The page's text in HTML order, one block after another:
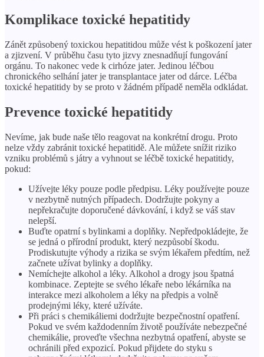
Komplikace toxické hepatitidy
Zánět způsobený toxickou hepatitidou může vést k poškození jater
a zjizvení. V průběhu času tyto jizvy znesnadňují fungování
orgánu. To nakonec vede k cirhóze jater. Jedinou léčbou
chronického selhání jater je transplantace jater od dárce. Léčba
toxické hepatitidy by se proto v žádném případě neměla odkládat.
Prevence toxické hepatitidy
Nevíme, jak bude naše tělo reagovat na konkrétní drogu. Proto
nelze vždy zabránit toxické hepatitidě. Ale můžete snížit riziko
vzniku problémů s játry a vyhnout se léčbě toxické hepatitidy,
pokud:
Užívejte léky pouze podle předpisu. Léky používejte pouze
v nezbytně nutných případech. Dodržujte pokyny a
nepřekračujte doporučené dávkování, i když se váš stav
nelepší.
Buďte opatrní s bylinkami a doplňky. Nepředpokládejte, že
se jedná o přírodní produkt, který nezpůsobí škodu.
Prodiskutujte výhody a rizika se svým lékařem předtím, než
začnete užívat bylinky a doplňky.
Nemíchejte alkohol a léky. Alkohol a drogy jsou špatná
kombinace. Zeptejte se svého lékaře nebo lékárníka na
interakce mezi alkoholem a léky na předpis a volně
prodejnými léky, které užíváte.
Při práci s chemikáliemi dodržujte bezpečnostní opatření.
Pokud ve svém každodenním životě používáte nebezpečné
chemikálie, proveďte všechna nezbytná opatření, abyste se
ochránili před expozicí. Pokud přijdete do styku s